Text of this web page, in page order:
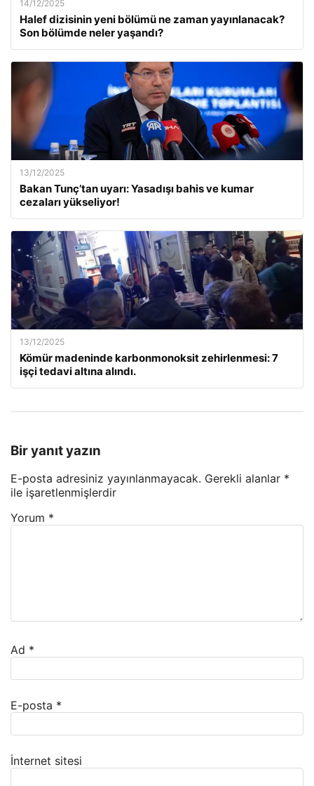
14/12/2025
Halef dizisinin yeni bölümü ne zaman yayınlanacak?
Son bölümde neler yaşandı?
13/12/2025
Bakan Tunç’tan uyarı: Yasadışı bahis ve kumar
cezaları yükseliyor!
13/12/2025
Kömür madeninde karbonmonoksit zehirlenmesi: 7
işçi tedavi altına alındı.
Bir yanıt yazın
E-posta adresiniz yayınlanmayacak. Gerekli alanlar *
ile işaretlenmişlerdir
Yorum *
Ad *
E-posta *
İnternet sitesi